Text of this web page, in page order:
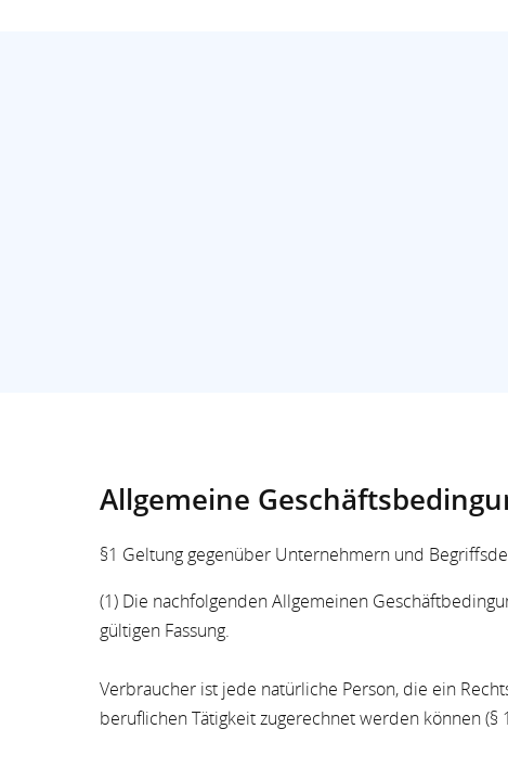
Allgemeine
§1 Geltung gegenüber Unternehmern und
(1) Die nachfolgenden Allgemeinen
gültigen Fassung.
Verbraucher ist jede natürliche Person, die ein
beruflichen Tätigkeit zugerechnet werden können (§